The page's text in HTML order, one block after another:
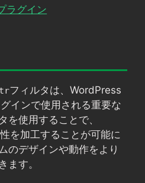
ラグイン
フィルタは、WordPress
インで使用される重要な
を使用することで、
を加工することが可能に
のデザインや動作をより
ます。